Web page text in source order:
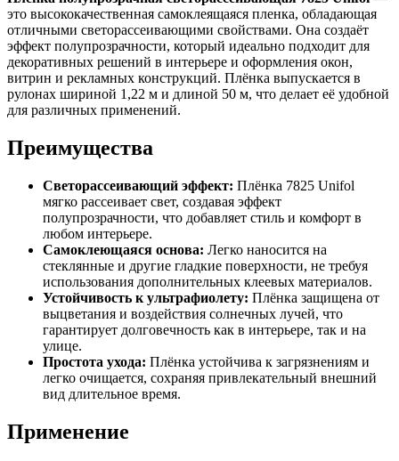
это высококачественная самоклеящаяся пленка, обладающая
отличными светорассеивающими свойствами. Она создаёт
эффект полупрозрачности, который идеально подходит для
декоративных решений в интерьере и оформления окон,
витрин и рекламных конструкций. Плёнка выпускается в
рулонах шириной 1,22 м и длиной 50 м, что делает её удобной
для различных применений.
Преимущества
Светорассеивающий эффект: Плёнка 7825 Unifol
мягко рассеивает свет, создавая эффект
полупрозрачности, что добавляет стиль и комфорт в
любом интерьере.
Самоклеющаяся основа: Легко наносится на
стеклянные и другие гладкие поверхности, не требуя
использования дополнительных клеевых материалов.
Устойчивость к ультрафиолету: Плёнка защищена от
выцветания и воздействия солнечных лучей, что
гарантирует долговечность как в интерьере, так и на
улице.
Простота ухода: Плёнка устойчива к загрязнениям и
легко очищается, сохраняя привлекательный внешний
вид длительное время.
Применение